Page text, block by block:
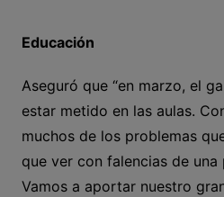
Educación
Aseguró que “en marzo, el
estar metido en las aulas.
muchos de los problemas
que ver con falencias de
Vamos a aportar nuestro